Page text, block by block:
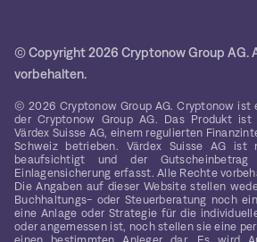
© Copyright 2026 Cryptonow Group AG.
vorbehalten.
© 2026 Cryptonow Group AG. Cryptonow ist
der Cryptonow Group AG. Das Produkt
Värdex Suisse AG, einem regulierten
Schweiz betrieben. Värdex Suisse AG
beaufsichtigt und der
Einlagensicherung erfasst. Alle Rechte
Die Angaben auf dieser Website stellen
Buchhaltungs- oder Steuerberatung noch
eine Anlage oder Strategie für die
oder angemessen ist, noch stellen sie eine